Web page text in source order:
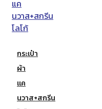
กระเป๋า
ผ้า
แค
นวาส+สกรีน